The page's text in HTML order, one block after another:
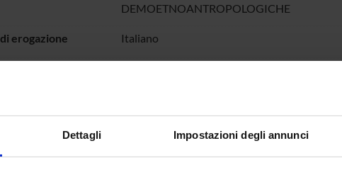
Dettagli Impostazioni degli annunci
DEMOETNOANTROPOLOGICHE
erogazione Italiano
LEZIONI